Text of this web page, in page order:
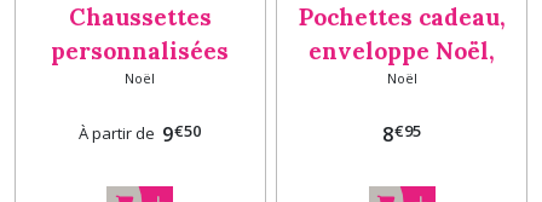
Chaussettes
personnalisées
Papa, cadeau Noël
Noël
À partir de 9€50
Pochettes cadeau,
enveloppe Noël,
porte chèque, billet,
carte cadeau fait
Noël
8€95